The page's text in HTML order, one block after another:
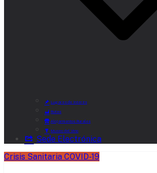
Lugares de Interés
Rutas
Alojamientos Rurales
Museo del Vino
Sede Electrónica
Crisis Sanitaria COVID-19